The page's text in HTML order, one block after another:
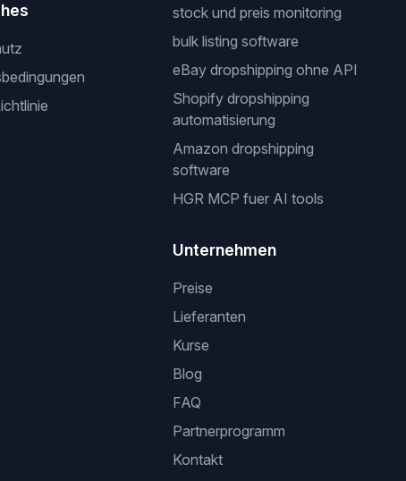
stock und preis monitoring
bulk listing software
eBay dropshipping ohne API
Shopify dropshipping
automatisierung
Amazon dropshipping
software
HGR MCP fuer AI tools
Unternehmen
Preise
Lieferanten
Kurse
Blog
FAQ
Partnerprogramm
Kontakt